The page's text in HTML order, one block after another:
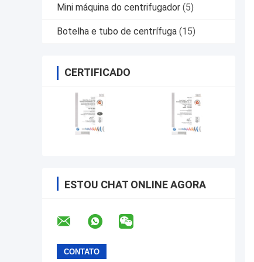
Mini máquina do centrifugador (5)
Botelha e tubo de centrífuga (15)
CERTIFICADO
ESTOU CHAT ONLINE AGORA